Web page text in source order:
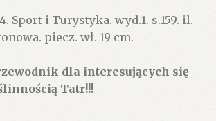
Sport i Turystyka. wyd.1. s.159. il.
piecz. wł. 19 cm.
dla interesujących się
Tatr!!!